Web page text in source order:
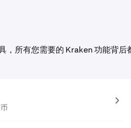
，所有您需要的 Kraken 功能背后